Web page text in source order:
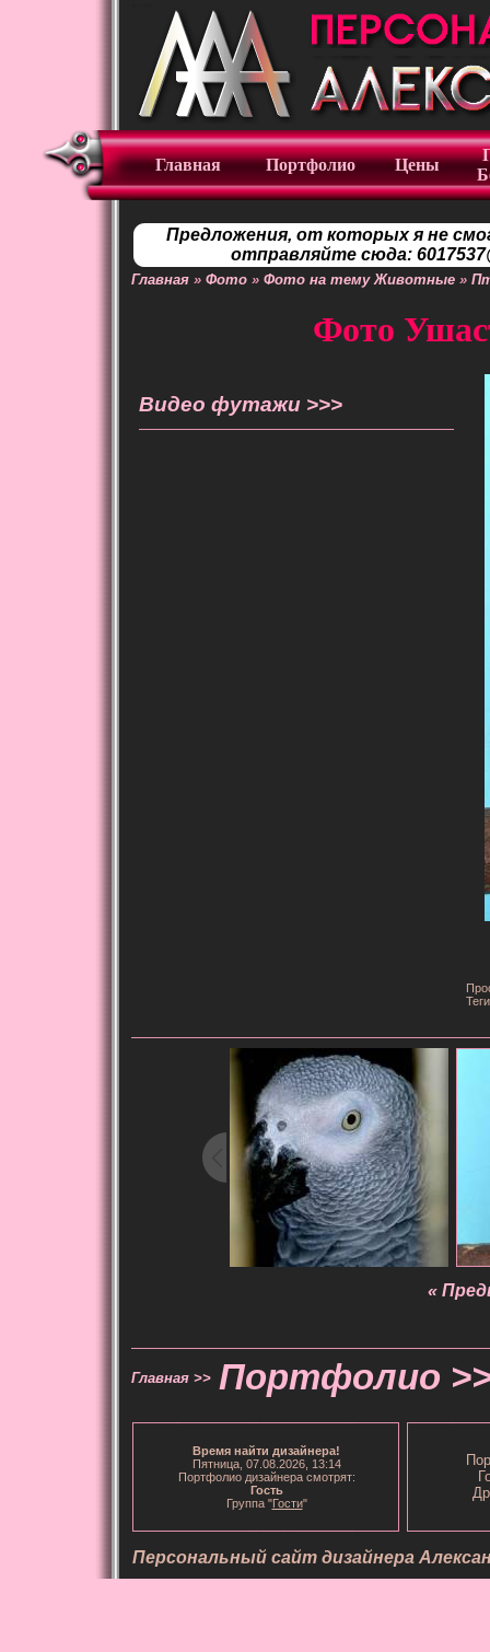
Главная Портфолио Цены
Предложения, от которых я не
отправляйте сюда:
Главная » Фото » Фото на тему Животные »
Фото
Видео футажи >>>
«
Главная >> Портфолио
Время найти дизайнера!
Пятница, 07.08.2026, 13:14
Портфолио дизайнера смотрят:
Гость
Группа "Гости"
Персональный сайт дизайнера